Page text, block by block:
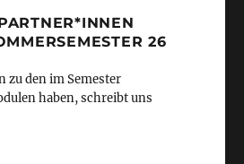
26
zu den im Semester
haben, schreibt uns